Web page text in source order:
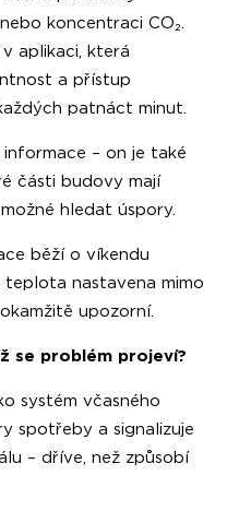
koncentraci CO₂.
aplikaci, která
a přístup
patnáct minut.
informace – on je také
části budovy mají
hledat úspory.
běží o víkendu
nastavena mimo
upozorní.
se problém projeví?
systém včasného
spotřeby a signalizuje
– dříve, než způsobí